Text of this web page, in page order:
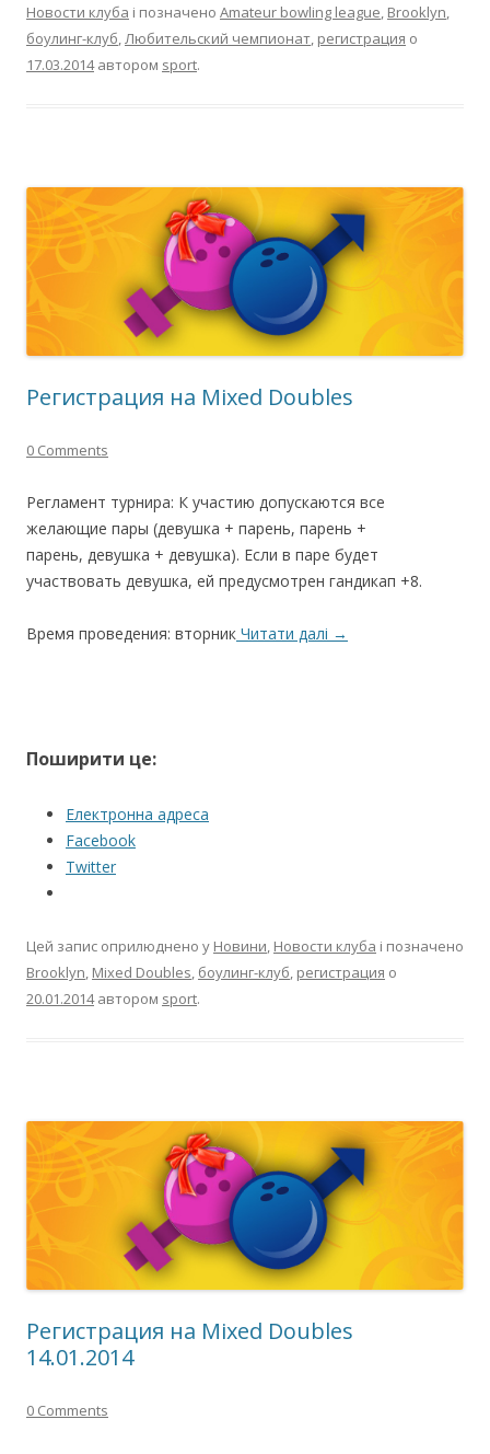
Новости клуба і позначено Amateur bowling league, Brooklyn,
боулинг-клуб,Любительский чемпионат, регистрация о
17.03.2014 автором sport.
Регистрация на Mixed Doubles
0 Comments
Регламент турнира: К участию допускаются все
желающие пары (девушка + парень, парень +
парень, девушка + девушка). Если в паре будет
участвовать девушка, ей предусмотрен гандикап +8.
Время проведения: вторник Читати далі →
Поширити це:
Електронна адреса
Facebook
Twitter
Цей запис оприлюднено у Новини, Новости клуба і позначено
Brooklyn, Mixed Doubles, боулинг-клуб, регистрация о
20.01.2014 автором sport.
Регистрация на Mixed Doubles
14.01.2014
0 Comments